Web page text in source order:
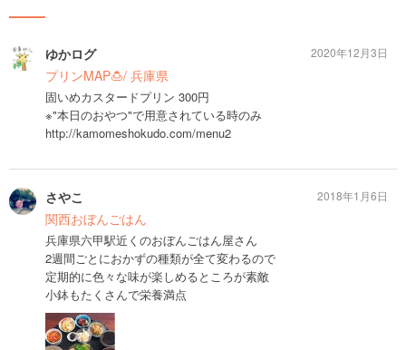
ゆかログ
プリンMAP🍮/ 兵庫県
固いめカスタードプリン 300円
※"本日のおやつ"で用意されている時のみ
http://kamomeshokudo.com/menu2
2020年12月3日
さやこ
関西おぼんごはん
兵庫県六甲駅近くのおぼんごはん屋さん
2週間ごとにおかずの種類が全て変わるので
定期的に色々な味が楽しめるところが素敵
小鉢もたくさんで栄養満点
2018年1月6日